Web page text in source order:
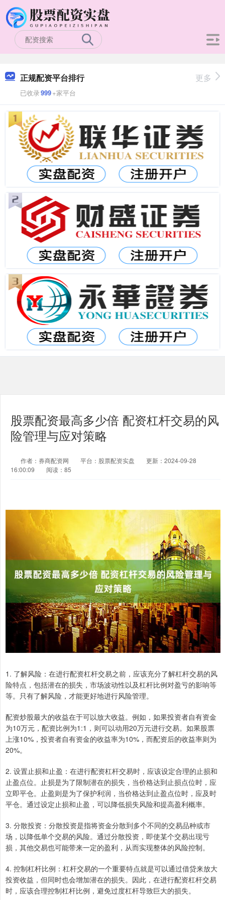
正规配资平台排行
已收录999+家平台
更多
股票配资最高多少倍 配资杠杆交易的风
险管理与应对策略
作者：券商配资网 平台：股票配资实盘
更新：2024-09-28
16:00:09
阅读：85
1. 了解风险：在进行配资杠杆交易之前，应该充分了解杠杆交易的风
险特点，包括潜在的损失，市场波动性以及杠杆比例对盈亏的影响等
等。只有了解风险，才能更好地进行风险管理。
配资炒股最大的收益在于可以放大收益。例如，如果投资者自有资金
为10万元，配资比例为1:1，则可以动用20万元进行交易。如果股票
上涨10%，投资者自有资金的收益率为10%，而配资后的收益率则为
20%。
2. 设置止损和止盈：在进行配资杠杆交易时，应该设定合理的止损和
止盈点位。止损是为了限制潜在的损失，当价格达到止损点位时，应
立即平仓。止盈则是为了保护利润，当价格达到止盈点位时，应及时
平仓。通过设定止损和止盈，可以降低损失风险和提高盈利概率。
3. 分散投资：分散投资是指将资金分散到多个不同的交易品种或市
场，以降低单个交易的风险。通过分散投资，即使某个交易出现亏
损，其他交易也可能带来一定的盈利，从而实现整体的风险控制。
4. 控制杠杆比例：杠杆交易的一个重要特点就是可以通过借贷来放大
投资收益，但同时也会增加潜在的损失。因此，在进行配资杠杆交易
时，应该合理控制杠杆比例，避免过度杠杆导致巨大的损失。